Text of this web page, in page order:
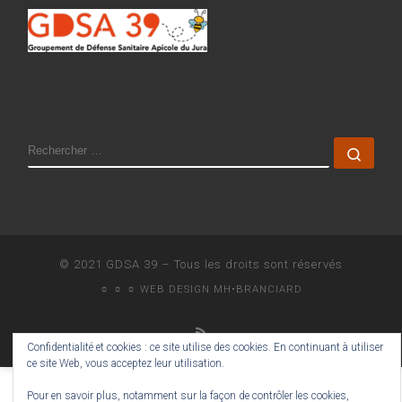
SEARCH
© 2021 GDSA 39 – Tous les droits sont réservés
☼ ☼ ☼ WEB DESIGN MH•BRANCIARD
Confidentialité et cookies : ce site utilise des cookies. En continuant à utiliser
ce site Web, vous acceptez leur utilisation.
Pour en savoir plus, notamment sur la façon de contrôler les cookies,